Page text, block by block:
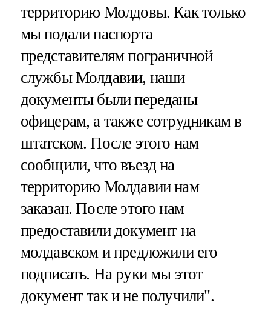
территорию Молдовы. Как только
мы подали паспорта
представителям пограничной
службы Молдавии, наши
документы были переданы
офицерам, а также сотрудникам в
штатском. После этого нам
сообщили, что въезд на
территорию Молдавии нам
заказан. После этого нам
предоставили документ на
молдавском и предложили его
подписать. На руки мы этот
документ так и не получили".